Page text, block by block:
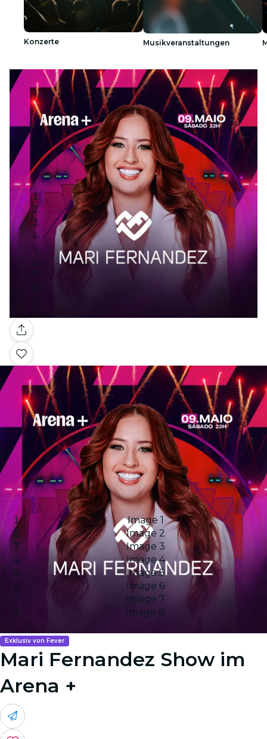
Konzerte Musikveranstaltungen
Galerie
Image 1
Image 2
Image 3
Image 4
Image 5
Image 6
Image 7
Image 8
Exklusiv von Fever
Mari Fernandez Show im
Arena +